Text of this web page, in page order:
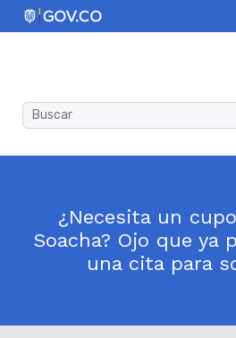
¿Necesita un
Soacha? Ojo que ya
una cita para